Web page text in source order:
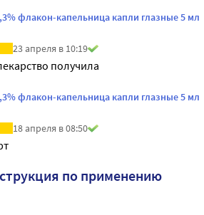
флакон-капельница капли глазные 5 мл
23 апреля в 10:19
получила
флакон-капельница капли глазные 5 мл
18 апреля в 08:50
по применению